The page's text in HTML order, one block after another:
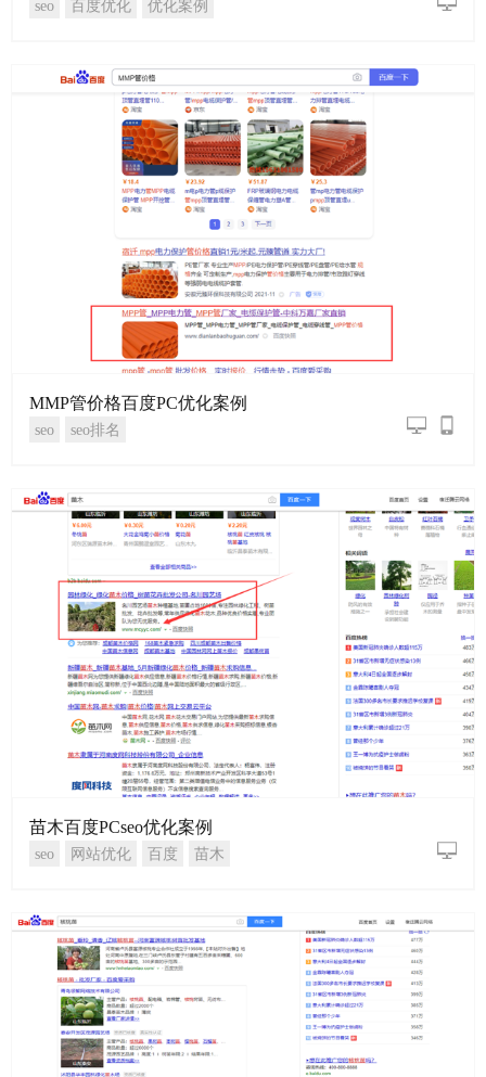
seo 百度优化 优化案例
MMP管价格百度PC优化案例
seo seo排名
苗木百度PCseo优化案例
seo 网站优化 百度 苗木